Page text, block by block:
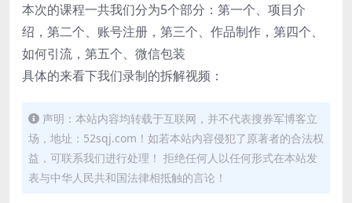
本次的课程一共我们分为5个部分：第一个、项目介
绍，第二个、账号注册，第三个、作品制作，第四个、
如何引流，第五个、微信包装
具体的来看下我们录制的拆解视频：
声明：本站内容均转载于互联网，并不代表搜券军博客立
场，地址：52sqj.com！如若本站内容侵犯了原著者的合法权
益，可联系我们进行处理！ 拒绝任何人以任何形式在本站发
表与中华人民共和国法律相抵触的言论！